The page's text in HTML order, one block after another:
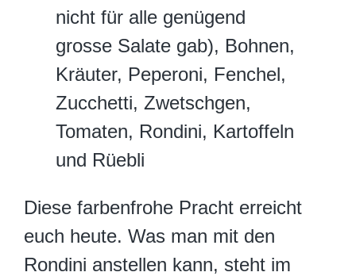
nicht für alle genügend
grosse Salate gab), Bohnen,
Kräuter, Peperoni, Fenchel,
Zucchetti, Zwetschgen,
Tomaten, Rondini, Kartoffeln
und Rüebli
Diese farbenfrohe Pracht erreicht
euch heute. Was man mit den
Rondini anstellen kann, steht im